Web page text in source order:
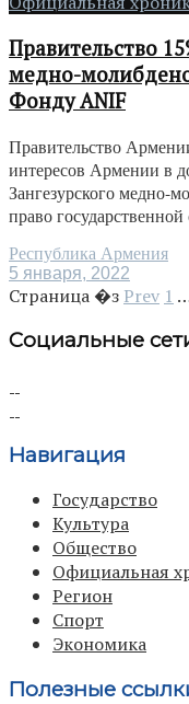
Правительство
медно-
Фонду ANIF
Правительство
интересов Армении в
Зангезурского медно-
право
Республика Армения
5 января, 2022
Страница �з Prev 1
Социальные
Навигация
Государство
Культура
Общество
Официальная
Регион
Спорт
Экономика
Полезные